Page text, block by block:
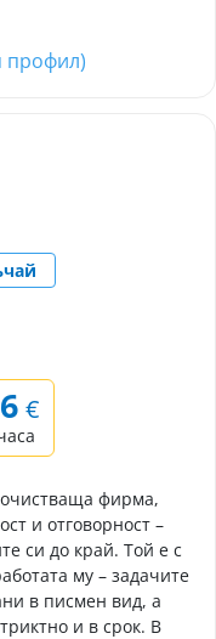
профил)
€
фирма,
и отговорност –
си до край. Той е с
му – задачите
в писмен вид, а
и в срок. В